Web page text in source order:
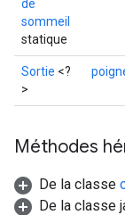
de
sommeil
statique
Sortie <?
>
Méthodes
De la classe
De la classe